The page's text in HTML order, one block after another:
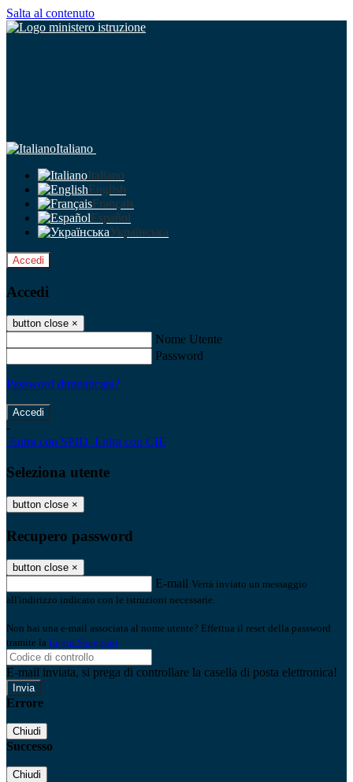
Salta al contenuto
Italiano
Italiano
English
Français
Español
Українська
Accedi
Accedi
button close ×
Nome Utente
Password
Password dimenticata?
-
Entra con SPID Entra con CIE
Seleziona utente
button close ×
Recupero password
button close ×
E-mail Verrà inviato un messaggio
all'indirizzo indicato con le istruzioni necessarie.
Non hai una e-mail associata al nome utente? Effettua il reset della password
tramite la Login Spaggiari
E-mail inviata, si prega di controllare la casella di posta elettronica!
Errore
Chiudi
Successo
Chiudi